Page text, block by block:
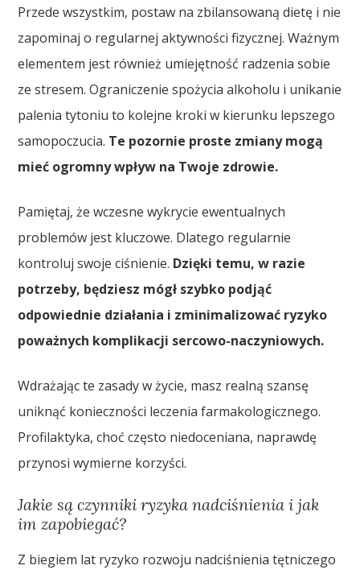
Przede wszystkim, postaw na zbilansowaną dietę i nie
zapominaj o regularnej aktywności fizycznej. Ważnym
elementem jest również umiejętność radzenia sobie
ze stresem. Ograniczenie spożycia alkoholu i unikanie
palenia tytoniu to kolejne kroki w kierunku lepszego
samopoczucia. Te pozornie proste zmiany mogą
mieć ogromny wpływ na Twoje zdrowie.
Pamiętaj, że wczesne wykrycie ewentualnych
problemów jest kluczowe. Dlatego regularnie
kontroluj swoje ciśnienie. Dzięki temu, w razie
potrzeby, będziesz mógł szybko podjąć
odpowiednie działania i zminimalizować ryzyko
poważnych komplikacji sercowo-naczyniowych.
Wdrażając te zasady w życie, masz realną szansę
uniknąć konieczności leczenia farmakologicznego.
Profilaktyka, choć często niedoceniana, naprawdę
przynosi wymierne korzyści.
Jakie są czynniki ryzyka nadciśnienia i jak
im zapobiegać?
Z biegiem lat ryzyko rozwoju nadciśnienia tętniczego